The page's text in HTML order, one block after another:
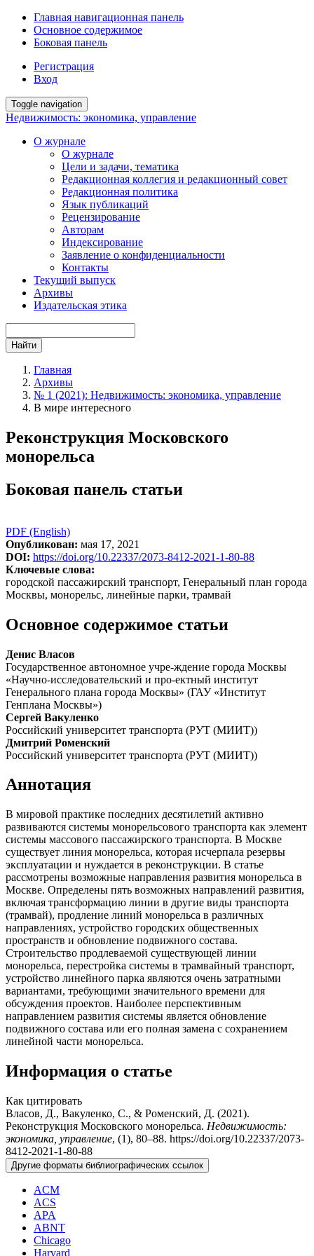
Главная навигационная панель
Основное содержимое
Боковая панель
Регистрация
Вход
Toggle navigation
Недвижимость: экономика, управление
О журнале
О журнале
Цели и задачи, тематика
Редакционная коллегия и редакционный совет
Редакционная политика
Язык публикаций
Рецензирование
Авторам
Индексирование
Заявление о конфиденциальности
Контакты
Текущий выпуск
Архивы
Издательская этика
Найти
Главная
Архивы
№ 1 (2021): Недвижимость: экономика, управление
В мире интересного
Реконструкция Московского
монорельса
Боковая панель статьи
PDF (English)
Опубликован: мая 17, 2021
DOI: https://doi.org/10.22337/2073-8412-2021-1-80-88
Ключевые слова:
городской пассажирский транспорт, Генеральный план города
Москвы, монорельс, линейные парки, трамвай
Основное содержимое статьи
Денис Власов
Государственное автономное учре-ждение города Москвы
«Научно-исследовательский и про-ектный институт
Генерального плана города Москвы» (ГАУ «Институт
Генплана Москвы»)
Сергей Вакуленко
Российский университет транспорта (РУТ (МИИТ))
Дмитрий Роменский
Российский университет транспорта (РУТ (МИИТ))
Аннотация
В мировой практике последних десятилетий активно
развиваются системы монорельсового транспорта как элемент
системы массового пассажирского транспорта. В Москве
существует линия монорельса, которая исчерпала резервы
эксплуатации и нуждается в реконструкции. В статье
рассмотрены возможные направления развития монорельса в
Москве. Определены пять возможных направлений развития,
включая трансформацию линии в другие виды транспорта
(трамвай), продление линий монорельса в различных
направлениях, устройство городских общественных
пространств и обновление подвижного состава.
Строительство продлеваемой существующей линии
монорельса, перестройка системы в трамвайный транспорт,
устройство линейного парка являются очень затратными
вариантами, требующими значительного времени для
обсуждения проектов. Наиболее перспективным
направлением развития системы является обновление
подвижного состава или его полная замена с сохранением
линейной части монорельса.
Информация о статье
Как цитировать
Власов, Д., Вакуленко, С., & Роменский, Д. (2021).
Реконструкция Московского монорельса. Недвижимость:
экономика, управление, (1), 80–88. https://doi.org/10.22337/2073-
8412-2021-1-80-88
Другие форматы библиографических ссылок
ACM
ACS
APA
ABNT
Chicago
Harvard